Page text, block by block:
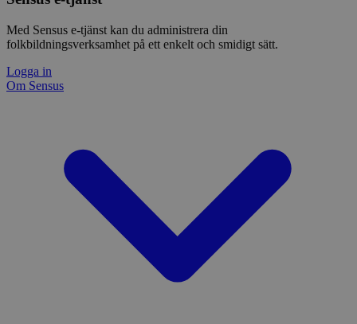
Med Sensus e-tjänst kan du administrera din
folkbildningsverksamhet på ett enkelt och smidigt sätt.
Logga in
Om Sensus